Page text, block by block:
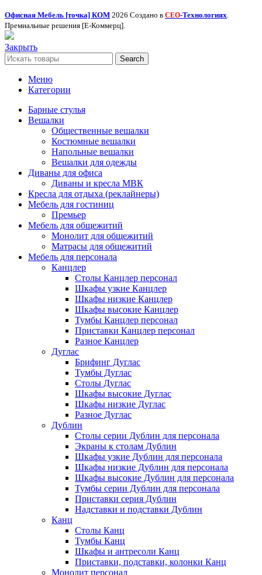
Офисная Мебель [точка] КОМ 2026 Создано в СЕО-Технологиях
Премиальные решения [Е-Коммерц].
Закрыть
Search
Меню
Категории
Барные стулья
Вешалки
Общественные вешалки
Костюмные вешалки
Напольные вешалки
Вешалки для одежды
Диваны для офиса
Диваны и кресла МВК
Кресла для отдыха (реклайнеры)
Мебель для гостиниц
Премьер
Мебель для общежитий
Монолит для общежитий
Матрасы для общежитий
Мебель для персонала
Канцлер
Столы Канцлер персонал
Шкафы узкие Канцлер
Шкафы низкие Канцлер
Шкафы высокие Канцлер
Тумбы Канцлер персонал
Приставки Канцлер персонал
Разное Канцлер
Дуглас
Брифинг Дуглас
Тумбы Дуглас
Столы Дуглас
Шкафы высокие Дуглас
Шкафы низкие Дуглас
Разное Дуглас
Дублин
Столы серии Дублин для персонала
Экраны к столам Дублин
Шкафы узкие Дублин для персонала
Шкафы низкие Дублин для персонала
Шкафы высокие Дублин для персонала
Тумбы серии Дублин для персонала
Приставки серия Дублин
Надставки и подставки Дублин
Канц
Столы Канц
Тумбы Канц
Шкафы и антресоли Канц
Приставки, подставки, колонки Канц
Монолит персонал